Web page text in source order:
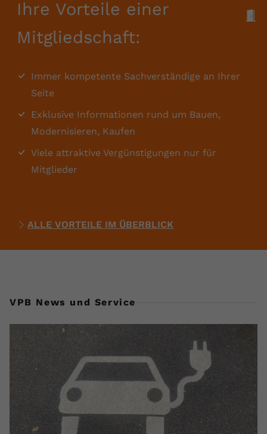
Ihre Vorteile einer
Mitgliedschaft:
Immer kompetente Sachverständige an Ihrer
Seite
Exklusive Informationen rund um Bauen,
Modernisieren, Kaufen
Viele attraktive Vergünstigungen nur für
Mitglieder
ALLE VORTEILE IM ÜBERBLICK
VPB News und Service